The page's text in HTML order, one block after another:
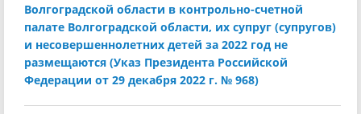
Волгоградской области в контрольно-счетной
палате Волгоградской области, их супруг (супругов)
и несовершеннолетних детей за 2022 год не
размещаются (Указ Президента Российской
Федерации от 29 декабря 2022 г. № 968)